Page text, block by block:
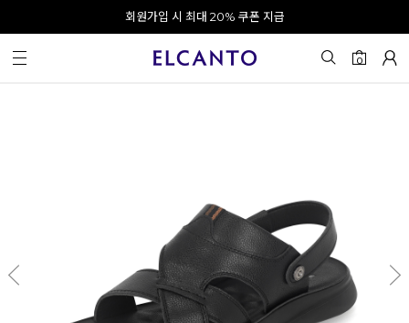
오전 10시 이전 결제 완료 시 오늘 출발!
회원가입 시 최대 20% 쿠폰 지급
0